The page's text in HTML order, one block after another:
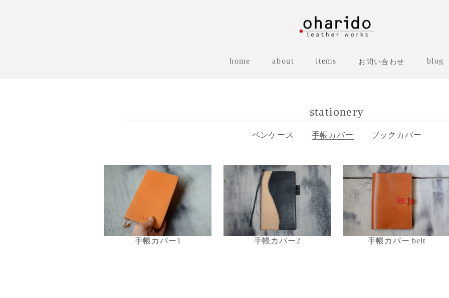
home about items お問い合わせ blog
stationery
ペンケース 手帳カバー ブックカバー
手帳カバー1 手帳カバー2 手帳カバー belt